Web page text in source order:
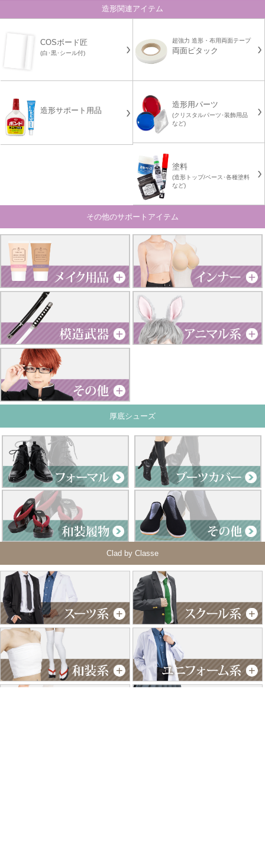
造形関連アイテム
COSボード匠
(白･黒･シール付)
超強力 造形・布用両面テープ
両面ピタック
造形サポート用品
造形用パーツ
(クリスタルパーツ･装飾用品
など)
塗料
(造形トップ/ベース･各種塗料
など)
その他のサポートアイテム
厚底シューズ
Clad by Classe